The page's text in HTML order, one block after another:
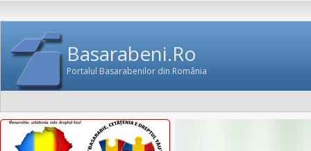
Basarabeni.Ro
Portalul Basarabenilor din România